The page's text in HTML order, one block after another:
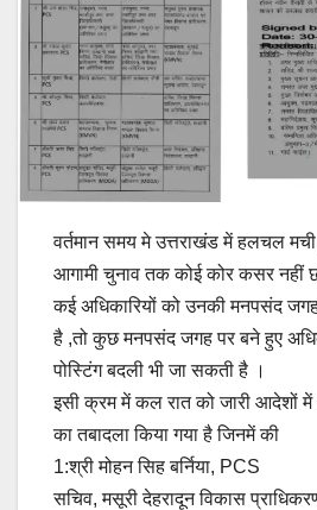
वर्तमान समय मे उत्तराखंड में हलचल
आगामी चुनाव तक कोई कोर कसर नहीं
कई अधिकारियों को उनकी मनपसंद
है ,तो कुछ मनपसंद जगह पर बने हुए
पोस्टिंग बदली भी जा सकती है ।
इसी क्रम में कल रात को जारी आदेशों में
का तबादला किया गया है जिनमें की
1:श्री मोहन सिह बर्निया, PCS
सचिव, मसूरी देहरादून विकास